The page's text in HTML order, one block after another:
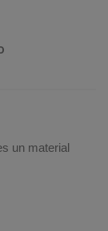
un material